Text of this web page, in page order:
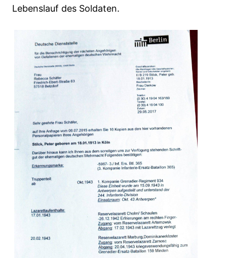
Lebenslauf des Soldaten.